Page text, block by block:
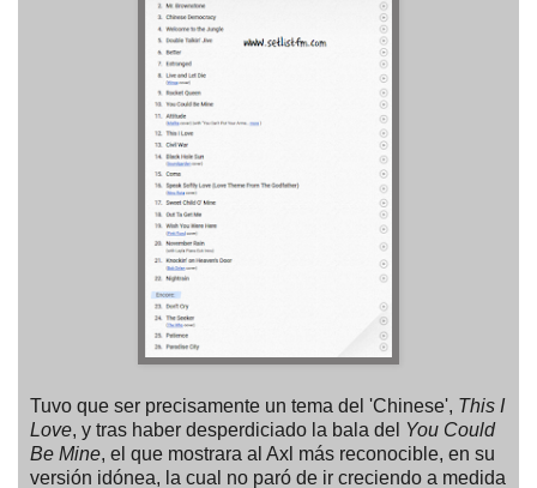
Tuvo que ser precisamente un tema del 'Chinese', This I
Love, y tras haber desperdiciado la bala del You Could
Be Mine, el que mostrara al Axl más reconocible, en su
versión idónea, la cual no paró de ir creciendo a medida